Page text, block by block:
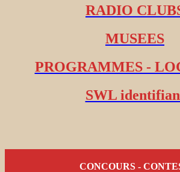
RADIO
MUSEES
PROGRAMMES -
SWL
CONCOURS -